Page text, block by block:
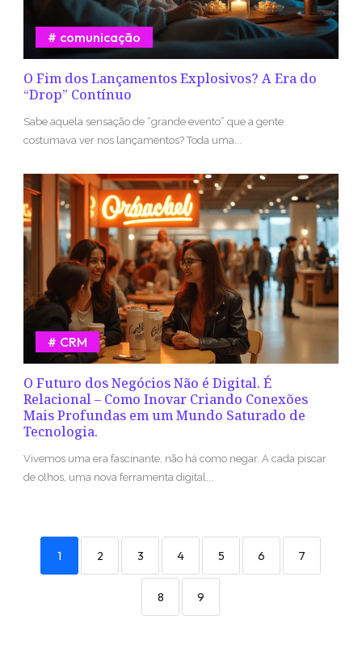
O Fim dos Lançamentos Explosivos? A Era do
“Drop” Contínuo
comunicação
Sabe aquela sensação de “grande evento” que a gente
costumava ver nos lançamentos? Toda uma...
O Futuro dos Negócios Não é Digital. É
Relacional – Como Inovar Criando Conexões
Mais Profundas em um Mundo Saturado de
Tecnologia.
CRM
Vivemos uma era fascinante, não há como negar. A cada piscar
de olhos, uma nova ferramenta digital...
1 2 3 4 5 6 7
8 9